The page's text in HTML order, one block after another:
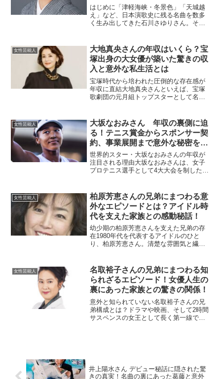
ド！
はじめに「津軽海峡・冬景色」「天城越
え」など、日本演歌史に残る名曲を数多
く生み出してきた石川さゆりさん。その
かし、華やかな舞台の裏には“家族”、そし
て“兄弟との深い絆”...
女性芸能人
大地真央さんの年収はいくら？宝
塚出身の大女優が築いた驚きの収
入と意外な私生活とは
宝塚時代から培われた圧倒的な存在感が
年収に直結大地真央さんといえば、宝塚
歌劇団の元月組トップスターとして名を
す。現在でもその圧倒的な美貌と品格、
演技力は健在で、シニア世...
女性芸能人
大坂なおみさん 年収の裏側に迫
る！テニス賞金からスポンサー契
約、事業展開まで意外な秘密を徹
底解説！
世界的スター・大坂なおみさんの年収が
注目される理由大坂なおみさんは、女子
プロテニス選手として4大大会を制した実
スポーツ界にとどまらず、グローバル企
業の広告塔、社会活動...
女性芸能人
柏原芳恵さんの兄弟にまつわる意
外なエピソードとは？アイドル時
代を支えた家族との感動秘話！
幼少期の柏原芳恵さんを支えた兄弟の存
在1980年代を代表するアイドルのひと
り、柏原芳恵さん。清楚な雰囲気と繊細
の関係が深く関わっています。柏原芳恵
さんは大阪府出身。...
女性芸能人
名取裕子さんの兄弟にまつわる知
られざるエピソード！女優人生の
裏にあった家族との驚きの関係！
意外と知られていない名取裕子さんの兄
弟構成とは？ドラマや映画、そして2時間
サスペンスの女王として長く第一線で活
井上陽水さん デビュー秘話に隠された驚
きの真実！名曲の裏にあった葛藤と意外